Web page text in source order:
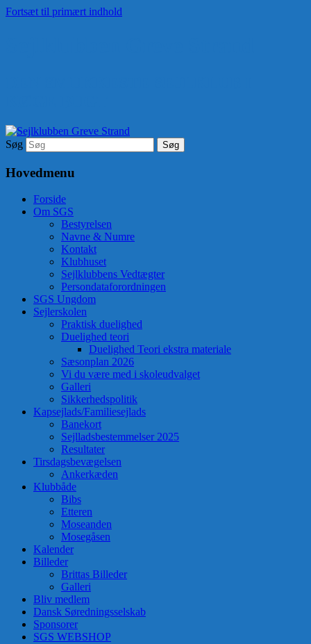
Fortsæt til primært indhold
Søg
Hovedmenu
Forside
Om SGS
Bestyrelsen
Navne & Numre
Kontakt
Klubhuset
Sejlklubbens Vedtægter
Persondataforordningen
SGS Ungdom
Sejlerskolen
Praktisk duelighed
Duelighed teori
Duelighed Teori ekstra materiale
Sæsonplan 2026
Vi du være med i skoleudvalget
Galleri
Sikkerhedspolitik
Kapsejlads/Familiesejlads
Banekort
Sejlladsbestemmelser 2025
Resultater
Tirsdagsbevægelsen
Ankerkæden
Klubbåde
Bibs
Etteren
Moseanden
Mosegåsen
Kalender
Billeder
Brittas Billeder
Galleri
Bliv medlem
Dansk Søredningsselskab
Sponsorer
SGS WEBSHOP